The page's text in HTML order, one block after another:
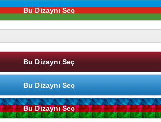
Bu Dizaynı Seç
Bu Dizaynı Seç
Bu Dizaynı Seç
Bu Dizaynı Seç